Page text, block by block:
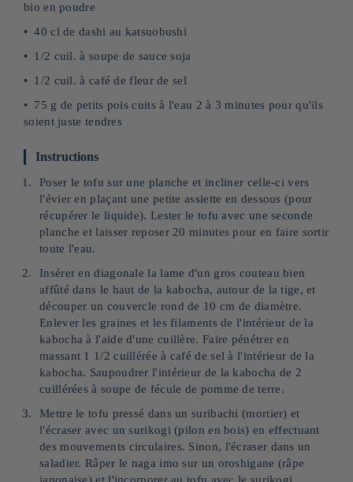
bio en poudre
40 cl de dashi au katsuobushi
1/2 cuil. à soupe de sauce soja
1/2 cuil. à café de fleur de sel
75 g de petits pois cuits à l'eau 2 à 3 minutes pour qu'ils
soient juste tendres
Instructions
Poser le tofu sur une planche et incliner celle-ci vers
l'évier en plaçant une petite assiette en dessous (pour
récupérer le liquide). Lester le tofu avec une seconde
planche et laisser reposer 20 minutes pour en faire sortir
toute l'eau.
Insérer en diagonale la lame d'un gros couteau bien
affûté dans le haut de la kabocha, autour de la tige, et
découper un couvercle rond de 10 cm de diamètre.
Enlever les graines et les filaments de l'intérieur de la
kabocha à l'aide d'une cuillère. Faire pénétrer en
massant 1 1/2 cuillérée à café de sel à l'intérieur de la
kabocha. Saupoudrer l'intérieur de la kabocha de 2
cuillérées à soupe de fécule de pomme de terre.
Mettre le tofu pressé dans un suribachi (mortier) et
l'écraser avec un surikogi (pilon en bois) en effectuant
des mouvements circulaires. Sinon, l'écraser dans un
saladier. Râper le naga imo sur un oroshigane (râpe